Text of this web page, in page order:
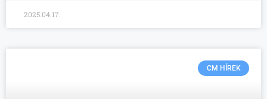
2025.04.17.
CM HÍREK